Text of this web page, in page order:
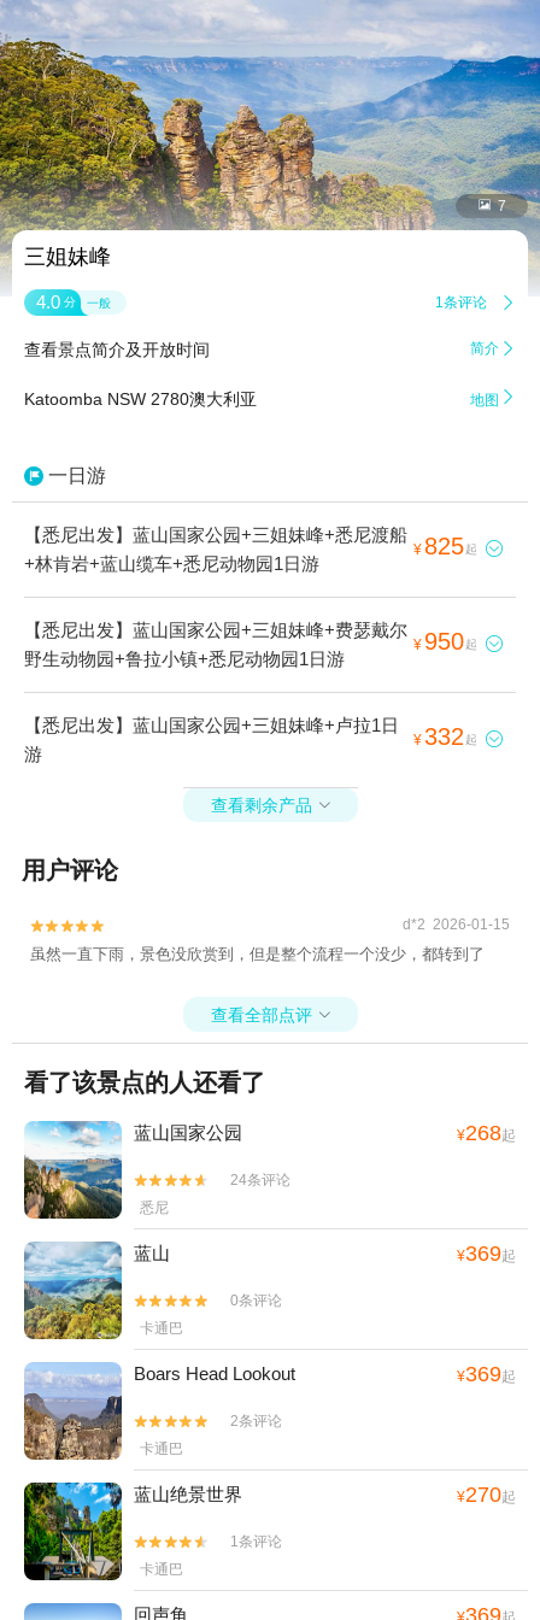
 7
三姐妹峰
4.0 分 一般 1条评论 
查看景点简介及开放时间 简介 
Katoomba NSW 2780澳大利亚 地图 
一日游
【悉尼出发】蓝山国家公园+三姐妹峰+悉尼渡船
+林肯岩+蓝山缆车+悉尼动物园1日游
¥ 825起 
【悉尼出发】蓝山国家公园+三姐妹峰+费瑟戴尔
野生动物园+鲁拉小镇+悉尼动物园1日游
¥ 950起 
【悉尼出发】蓝山国家公园+三姐妹峰+卢拉1日
游
¥332 起 
查看剩余产品 
用户评论

 d*2 2026-01-15
虽然一直下雨，景色没欣赏到，但是整个流程一个没少，都转到了
查看全部点评 
看了该景点的人还看了
蓝山国家公园 ¥268起


24条评论
悉尼
蓝山 ¥369起


0条评论
卡通巴
Boars Head Lookout ¥369起


2条评论
卡通巴
蓝山绝景世界 ¥270起


1条评论
卡通巴
回声角